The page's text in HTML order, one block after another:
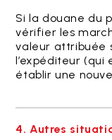
Si la douane du
vérifier les
valeur attribuée
l’expéditeur (qui
établir une
4. Autres